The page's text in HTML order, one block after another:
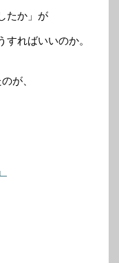
たか」が
ればいいのか。
が、